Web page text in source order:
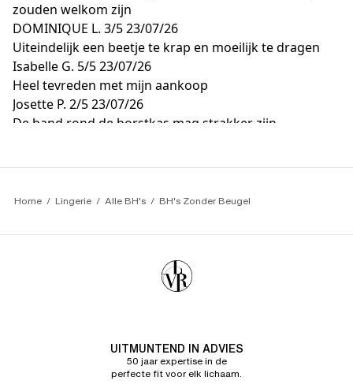
zouden welkom zijn
DOMINIQUE L. 3/523/07/26
Uiteindelijk een beetje te krap en moeilijk te dragen
Isabelle G. 5/523/07/26
Heel tevreden met mijn aankoop
Josette P. 2/523/07/26
De band rond de borstkas mag strakker zijn
Home Lingerie Alle BH's BH's Zonder Beugel
UITMUNTEND IN ADVIES
50 jaar expertise in de
perfecte fit voor elk lichaam.